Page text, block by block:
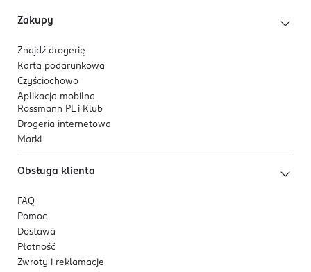
i działa antybakteryjnie
Zakupy
Znajdź drogerię
Karta podarunkowa
Czyściochowo
Aplikacja mobilna
Rossmann PL i Klub
Drogeria internetowa
Marki
Obsługa klienta
FAQ
Pomoc
Dostawa
Płatność
Zwroty i reklamacje